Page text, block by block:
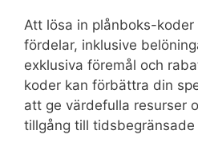
Att lösa in plånboks-
fördelar, inklusive
exklusiva föremål och
koder kan förbättra din
att ge värdefulla resurser
tillgång till